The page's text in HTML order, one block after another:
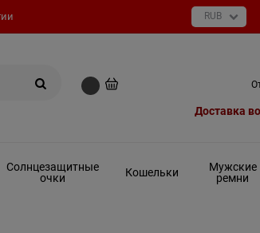
Доставка
Солнцезащитные
очки
Кошельки
Мужские
ремни